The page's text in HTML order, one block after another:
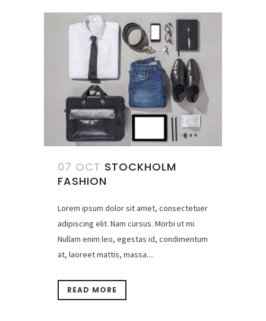
07 OCT STOCKHOLM
FASHION
Lorem ipsum dolor sit amet, consectetuer
adipiscing elit. Nam cursus. Morbi ut mi.
Nullam enim leo, egestas id, condimentum
at, laoreet mattis, massa....
READ MORE